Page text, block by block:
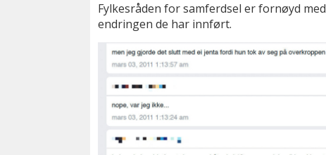
Fylkesråden for samferdsel er fornøyd med
endringen de har innført.